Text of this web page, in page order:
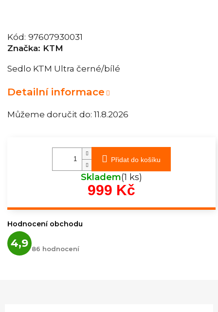
Kód: 97607930031
Značka: KTM
Můžeme doručit do: 11.8.2026
Sedlo KTM Ultra černé/bílé
Detailní informace
Přidat do košíku
Skladem(1 ks)
999 Kč
Hodnocení obchodu
4,9 hodnocení
obchodu
86 hodnocení